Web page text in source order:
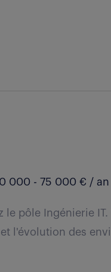
000 - 75 000 € / an
pôle Ingénierie IT.
l'évolution des